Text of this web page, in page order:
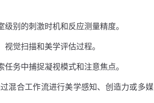
别的刺激时机和反应测量精度。
觉扫描和美学评估过程。
务中捕捉凝视模式和注意焦点。
混合工作流进行美学感知、创造力或多媒